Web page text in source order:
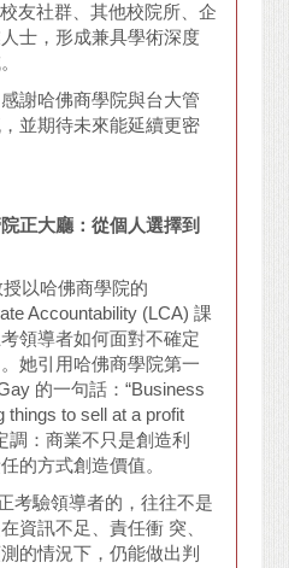
友社群、其他校院所、企
士，形成兼具學術深度
謝哈佛商學院與台大管
並期待未來能延續更密
正大廳：從個人選擇到
以哈佛商學院的
Accountability (LCA) 課
領導者如何面對不確定
她引用哈佛商學院第一
的一句話：“Business
things to sell at a profit
調：商業不只是創造利
的方式創造價值。
考驗領導者的，往往不是
資訊不足、責任衝 突、
的情況下，仍能做出判